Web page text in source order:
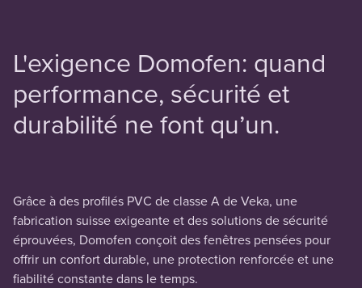
L'exigence Domofen: quand
performance, sécurité et
durabilité ne font qu’un.
Grâce à des profilés PVC de classe A de Veka, une
fabrication suisse exigeante et des solutions de sécurité
éprouvées, Domofen conçoit des fenêtres pensées pour
offrir un confort durable, une protection renforcée et une
fiabilité constante dans le temps.